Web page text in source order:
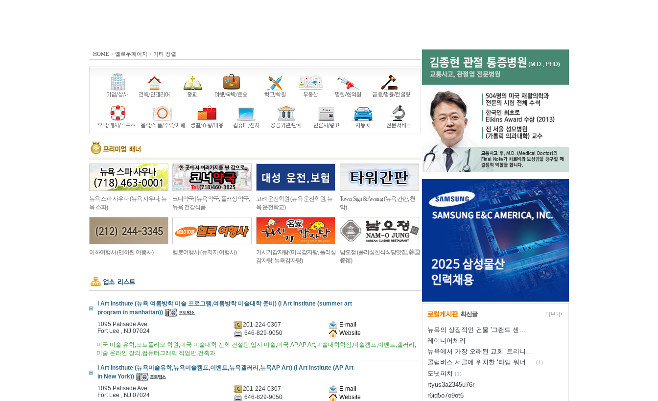
HOME > 옐로우페이지 > 기타 정렬
뉴욕 스파 사우나 (뉴욕 사우나, 뉴
욕 스파)
코너약국 | 뉴욕 약국, 플러싱 약국,
뉴욕 건강식품
고려 운전학원 (뉴욕 운전학원, 뉴
욕 운전학교)
Tower Sign & Awning (뉴욕 간판, 천
막)
이화여행사 (맨하탄 여행사) 헬로여행사 (뉴저지 여행사)
거시기감자탕 (미국감자탕, 플러싱
감자탕, 뉴욕감자탕)
남오정 (플러싱한식식당맛집, 韩国
餐馆)
i Art Institute (뉴욕 여름방학 미술 프로그램,여름방학 미술대학 준비) (i Art Institute (summer art
program in manhattan))
1095 Palisade Ave.
Fort Lee , NJ 07024
201-224-0307
E-mail
646-829-9050
Website
미국 미술 유학,포트폴리오 학원,미국 미술대학 진학 컨설팅,입시 미술,미국 AP,AP Art,미술대학학점,미술캠프,이벤트,갤러리,
미술 온라인 강의,컴퓨터그래픽 직업반,건축과
i Art Institute (뉴욕미술유학,뉴욕미술캠프,이벤트,뉴욕갤러리,뉴욕AP Art) (i Art Institute (AP Art
in New York))
1095 Palisade Ave.
Fort Lee , NJ 07024
201-224-0307
E-mail
646-829-9050
Website
뉴욕의 상징적인 건물 '그랜드 센…
레이니어체리
뉴욕에서 가장 오래된 교회 ‘트리니…
콜럼버스 서클에 위치한 ‘타임 워너 … (1)
도넛피치 (1)
rtyus3a2345u76r
r6id5o7o9ot6